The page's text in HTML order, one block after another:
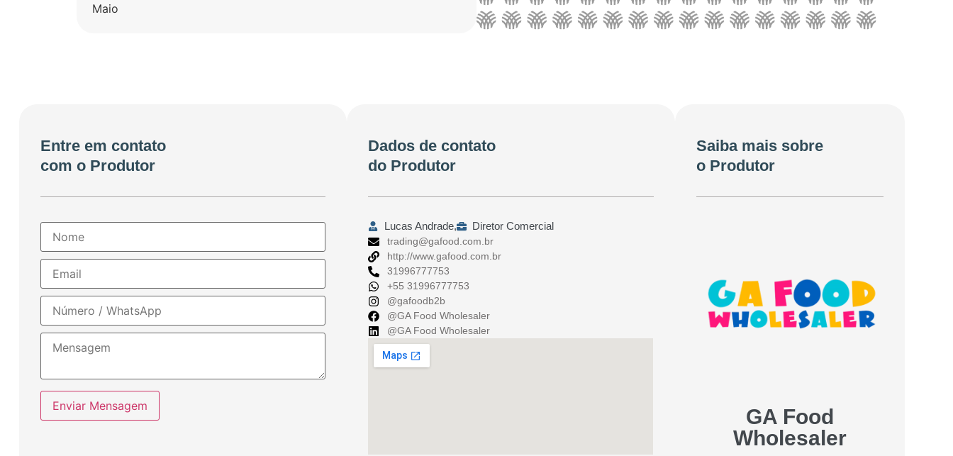
Maio
Entre em contato
com o Produtor
Enviar Mensagem
Dados de contato
do Produtor
Lucas Andrade, Diretor Comercial
trading@gafood.com.br
http://www.gafood.com.br
31996777753
+55 31996777753
@gafoodb2b
@GA Food Wholesaler
@GA Food Wholesaler
Saiba mais sobre
o Produtor
GA Food
Wholesaler